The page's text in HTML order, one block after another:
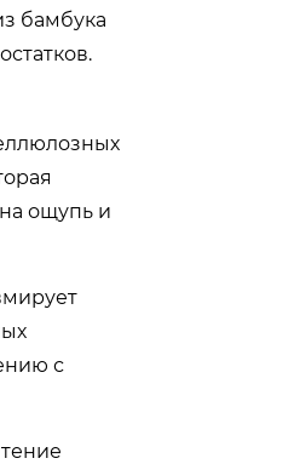
бамбука
ощупь и
с